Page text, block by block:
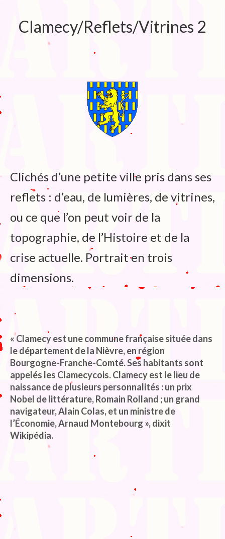
Bibliographie
Edition de Cartes postales.
Clamecy/Reflets/Vitrines 2
Clichés d’une petite ville pris dans ses
reflets : d’eau, de lumières, de vitrines,
ou ce que l’on peut voir de la
topographie, de l’Histoire et de la
crise actuelle. Portrait en trois
dimensions.
« Clamecy est une commune française située dans
le département de la Nièvre, en région
Bourgogne-Franche-Comté. Ses habitants sont
appelés les Clamecycois. Clamecy est le lieu de
naissance de plusieurs personnalités : un prix
Nobel de littérature, Romain Rolland ; un grand
navigateur, Alain Colas, et un ministre de
l’Économie, Arnaud Montebourg », dixit
Wikipédia.